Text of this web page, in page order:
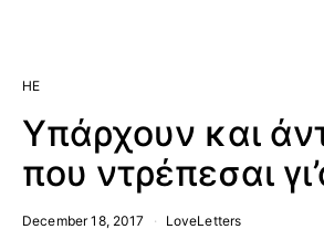
HE
Υπάρχουν και
που ντρέπεσαι
December 18, 2017 LoveLetters